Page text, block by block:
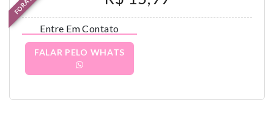
Entre Em Contato
FALAR PELO WHATS